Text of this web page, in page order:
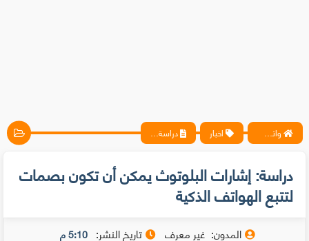
واتس آب ، فيسبوك ، أنترنت ، شروحات تقنية حصرية - المحترف اخبار دراسة: إشارات البلوتوث يمكن أن تكون بصمات لتتبع الهواتف الذكية
دراسة: إشارات البلوتوث يمكن أن تكون بصمات
لتتبع الهواتف الذكية
المدون: غير معرف تاريخ النشر: 5:10 م